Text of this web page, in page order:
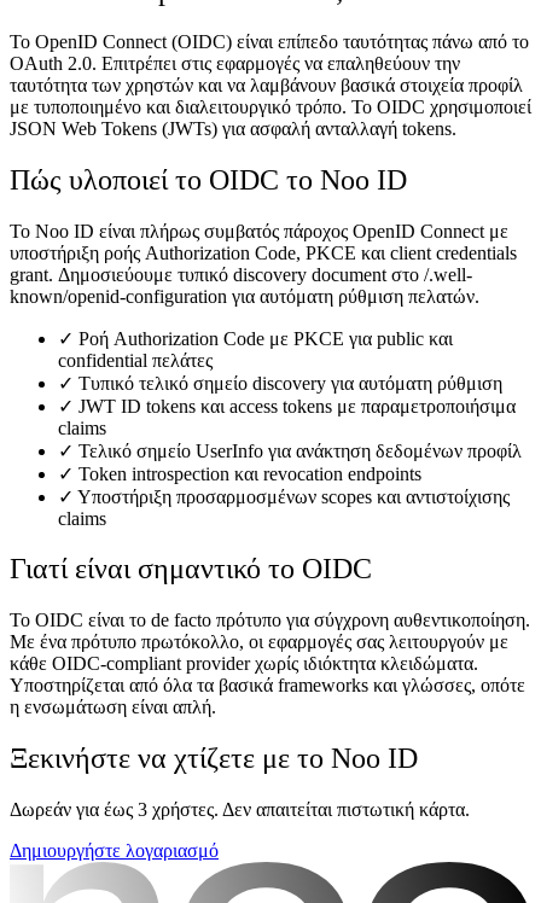
Το OpenID Connect (OIDC) είναι επίπεδο ταυτότητας πάνω από το
OAuth 2.0. Επιτρέπει στις εφαρμογές να επαληθεύουν την
ταυτότητα των χρηστών και να λαμβάνουν βασικά στοιχεία προφίλ
με τυποποιημένο και διαλειτουργικό τρόπο. Το OIDC χρησιμοποιεί
JSON Web Tokens (JWTs) για ασφαλή ανταλλαγή tokens.
Πώς υλοποιεί το OIDC το Noo ID
Το Noo ID είναι πλήρως συμβατός πάροχος OpenID Connect με
υποστήριξη ροής Authorization Code, PKCE και client credentials
grant. Δημοσιεύουμε τυπικό discovery document στο /.well-
known/openid-configuration για αυτόματη ρύθμιση πελατών.
✓ Ροή Authorization Code με PKCE για public και
confidential πελάτες
✓ Τυπικό τελικό σημείο discovery για αυτόματη ρύθμιση
✓ JWT ID tokens και access tokens με παραμετροποιήσιμα
claims
✓ Τελικό σημείο UserInfo για ανάκτηση δεδομένων προφίλ
✓ Token introspection και revocation endpoints
✓ Υποστήριξη προσαρμοσμένων scopes και αντιστοίχισης
claims
Γιατί είναι σημαντικό το OIDC
Το OIDC είναι το de facto πρότυπο για σύγχρονη αυθεντικοποίηση.
Με ένα πρότυπο πρωτόκολλο, οι εφαρμογές σας λειτουργούν με
κάθε OIDC-compliant provider χωρίς ιδιόκτητα κλειδώματα.
Υποστηρίζεται από όλα τα βασικά frameworks και γλώσσες, οπότε
η ενσωμάτωση είναι απλή.
Ξεκινήστε να χτίζετε με το Noo ID
Δωρεάν για έως 3 χρήστες. Δεν απαιτείται πιστωτική κάρτα.
Δημιουργήστε λογαριασμό